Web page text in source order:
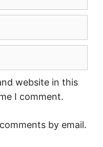
website in this
I comment.
by email.